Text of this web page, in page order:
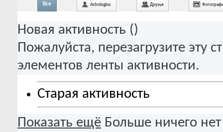
Все Astrologius Друзья
Новая активность ()
Пожалуйста, перезагрузите эту
элементов ленты активности.
Старая активность
Показать ещё Больше ничего нет